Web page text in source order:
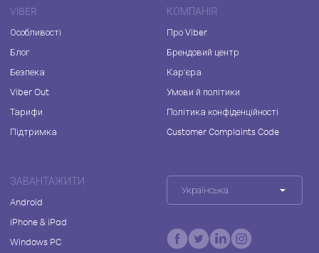
VIBER
Особливості
Блог
Безпека
Viber Out
Тарифи
Підтримка
КОМПАНІЯ
Про Viber
Брендовий центр
Кар'єра
Умови й політики
Політика конфіденційності
Customer Complaints Code
ЗАВАНТАЖИТИ
Android
iPhone & iPad
Windows PC
Українська